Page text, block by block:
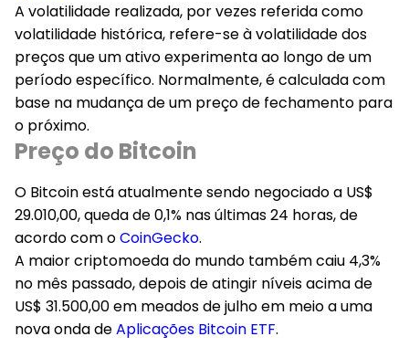
A volatilidade realizada, por vezes referida como
volatilidade histórica, refere-se à volatilidade dos
preços que um ativo experimenta ao longo de um
período específico. Normalmente, é calculada com
base na mudança de um preço de fechamento para
o próximo.
Preço do Bitcoin
O Bitcoin está atualmente sendo negociado a US$
29.010,00, queda de 0,1% nas últimas 24 horas, de
acordo com oCoinGecko.
A maior criptomoeda do mundo também caiu 4,3%
no mês passado, depois de atingir níveis acima de
US$ 31.500,00 em meados de julho em meio a uma
nova onda deAplicações Bitcoin ETF.